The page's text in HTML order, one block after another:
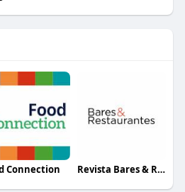
Connection Revista Bares & Restaurantes